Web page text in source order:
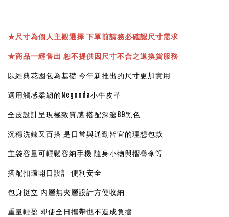
★尺寸為個人主觀選擇 下單前請務必確認尺寸需求
★商品一經售出 恕不提供因尺寸不合之退換貨服務
以經典花園包為基礎 今年新推出的尺寸更加實用
選用觸感柔韌的Negonda小牛皮革
全皮設計呈現極致質感 搭配深邃89黑色
沉穩洗鍊又百搭 是日常與通勤皆宜的理想包款
主袋容量可輕鬆容納手機 隨身小物與摺疊傘等
搭配扣環開口設計 便利安全
包身挺立 內層無夾層設計方便收納
重量輕盈 即使全日攜帶也不造成負擔